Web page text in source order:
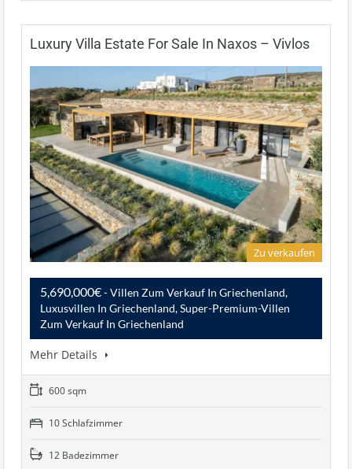
Luxury Villa Estate For Sale In Naxos – Vivlos
Zu verkaufen
5,690,000€- Villen Zum Verkauf In Griechenland,
Luxusvillen In Griechenland, Super-Premium-Villen
Zum Verkauf In Griechenland
Mehr Details
600 sqm
10 Schlafzimmer
12 Badezimmer